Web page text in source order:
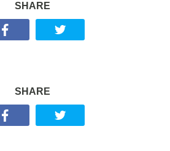
SHARE
SHARE